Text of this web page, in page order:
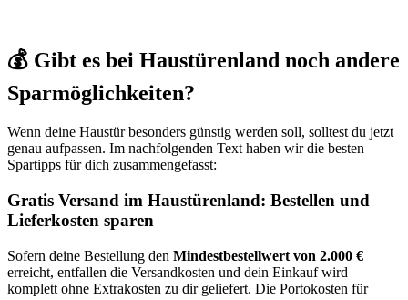
💰 Gibt es bei Haustürenland noch andere
Sparmöglichkeiten?
Wenn deine Haustür besonders günstig werden soll, solltest du jetzt
genau aufpassen. Im nachfolgenden Text haben wir die besten
Spartipps für dich zusammengefasst:
Gratis Versand im Haustürenland: Bestellen und
Lieferkosten sparen
Sofern deine Bestellung den Mindestbestellwert von 2.000 €
erreicht, entfallen die Versandkosten und dein Einkauf wird
komplett ohne Extrakosten zu dir geliefert. Die Portokosten für